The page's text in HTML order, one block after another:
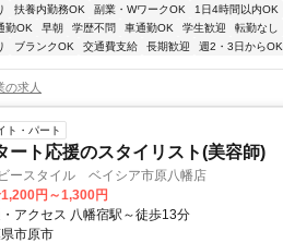
扶養内勤務OK 副業・WワークOK 1日4時間以内OK
勤OK
早朝 学歴不問 車通勤OK 学生歓迎 転勤なし
ブランクOK 交通費支給 長期歓迎 週2・3日からOK
の求人
ト・パート
ート応援のスタイリスト(美容師)
ースタイル ベイシア市原八幡店
円～1,300円
アクセス 八幡宿駅～徒歩13分
市原市